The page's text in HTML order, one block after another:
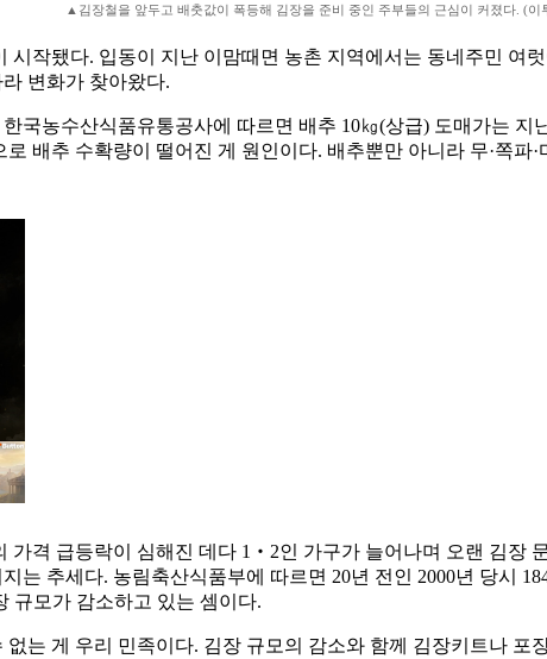
▲김장철을 앞두고 배춧값이 폭등해 김장을 준비 중인 주부들의 근심이 커졌다. (이
시작됐다. 입동이 지난 이맘때면 농촌 지역에서는 동네주민 여
변화가 찾아왔다.
국농수산식품유통공사에 따르면 배추 10㎏(상급) 도매가는 지
배추 수확량이 떨어진 게 원인이다. 배추뿐만 아니라 무·쪽파·
가격 급등락이 심해진 데다 1‧2인 가구가 늘어나며 오랜 김장
는 추세다. 농림축산식품부에 따르면 20년 전인 2000년 당시
규모가 감소하고 있는 셈이다.
는 게 우리 민족이다. 김장 규모의 감소와 함께 김장키트나